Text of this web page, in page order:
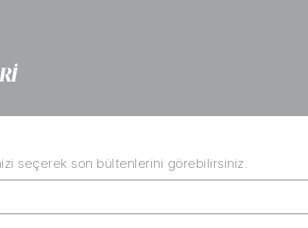
seçerek son bültenlerini görebilirsiniz.